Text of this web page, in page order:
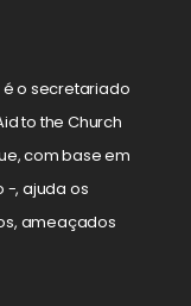
é o secretariado
to the Church
com base em
-, ajuda os
ameaçados